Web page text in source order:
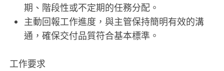
期、階段性或不定期的任務分配。
主動回報工作進度，與主管保持簡明有效的溝
通，確保交付品質符合基本標準。
工作要求